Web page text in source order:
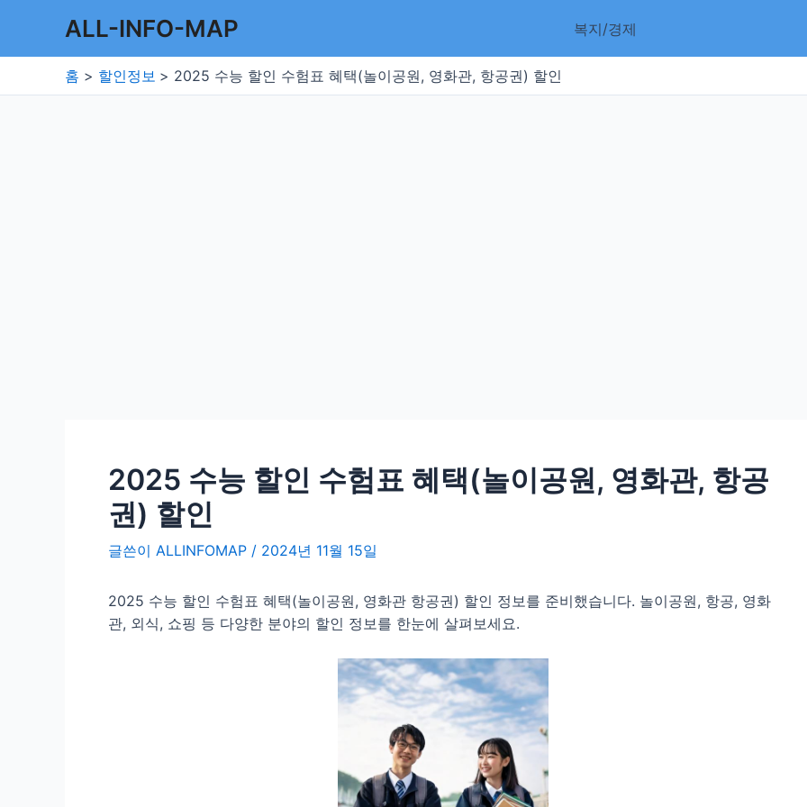
츠
건
ALL-INFO-MAP 복지/경제
홈 할인정보 2025 수능 할인 수험표 혜택(놀이공원, 영화관, 항공권) 할인
2025 수능 할인 수험표 혜택(놀이공원, 영화관, 항공
권) 할인
글쓴이 ALLINFOMAP / 2024년 11월 15일
2025 수능 할인 수험표 혜택(놀이공원, 영화관 항공권) 할인 정보를 준비했습니다. 놀이공원, 항공, 영화
관, 외식, 쇼핑 등 다양한 분야의 할인 정보를 한눈에 살펴보세요.